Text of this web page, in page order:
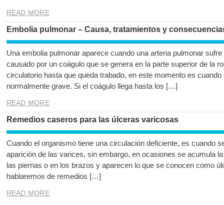
READ MORE
Embolia pulmonar – Causa, tratamientos y
Una embolia pulmonar aparece cuando una arteria pulmonar
causado por un coágulo que se genera en la parte superior de la
circulatorio hasta que queda trabado, en este momento es
normalmente grave. Si el coágulo llega hasta los […]
READ MORE
Remedios caseros para las úlceras varicosas
Cuando el organismo tiene una circulación deficiente, es cuando
aparición de las varices, sin embargo, en ocasiones se acumula
las piernas o en los brazos y aparecen lo que se conocen como
hablaremos de remedios […]
READ MORE